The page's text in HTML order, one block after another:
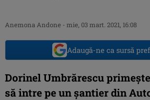
Anemona Andone - mie, 03 mart. 2021, 16:08
Adaugă-ne ca sursă
Dorinel Umbrărescu
să intre pe un șantier din